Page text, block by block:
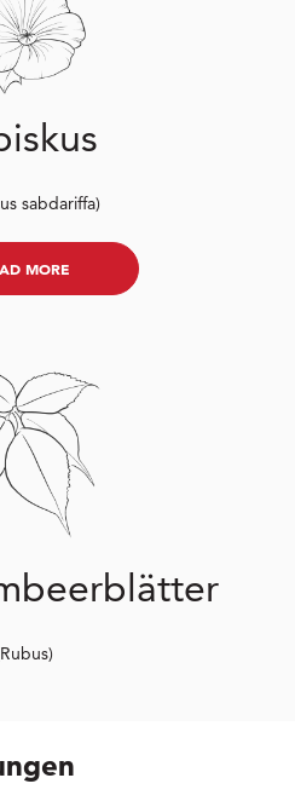
sabdariffa)
MORE